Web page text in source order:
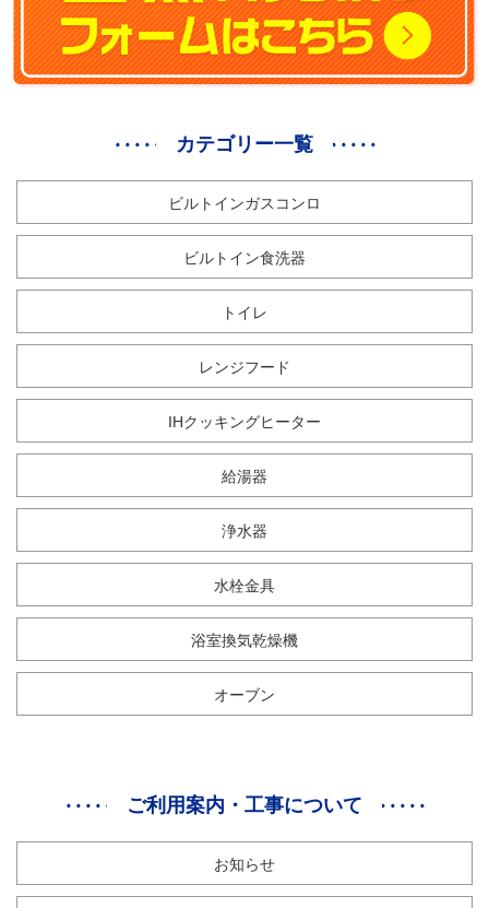
カテゴリー一覧
ビルトインガスコンロ
ビルトイン食洗器
トイレ
レンジフード
IHクッキングヒーター
給湯器
浄水器
水栓金具
浴室換気乾燥機
オーブン
ご利用案内・工事について
お知らせ